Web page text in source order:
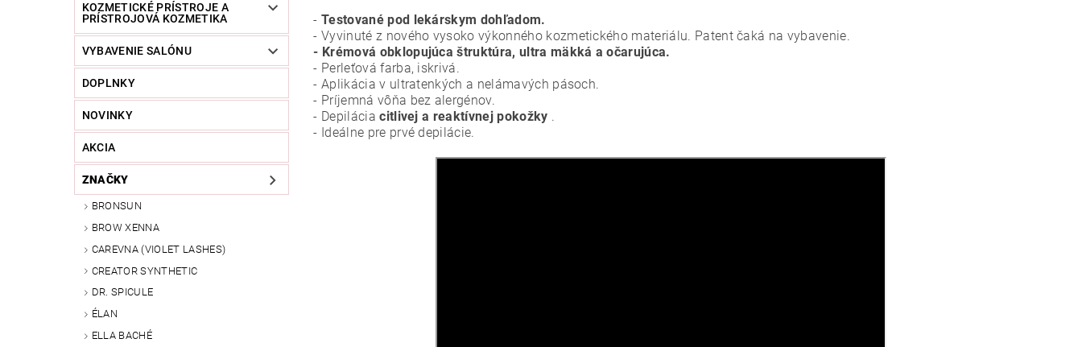
KOZMETICKÉ PRÍSTROJE A
PRÍSTROJOVÁ KOZMETIKA
VYBAVENIE SALÓNU
DOPLNKY
NOVINKY
AKCIA
ZNAČKY
BRONSUN
BROW XENNA
CAREVNA (VIOLET LASHES)
CREATOR SYNTHETIC
DR. SPICULE
ÉLAN
ELLA BACHÉ
-Testované pod lekárskym dohľadom.
- Vyvinuté z nového vysoko výkonného kozmetického materiálu. Patent čaká na vybavenie.
- Krémová obklopujúca štruktúra, ultra mäkká a očarujúca.
- Perleťová farba, iskrivá.
- Aplikácia v ultratenkých a nelámavých pásoch.
- Príjemná vôňa bez alergénov.
- Depiláciacitlivej a reaktívnej pokožky .
- Ideálne pre prvé depilácie.